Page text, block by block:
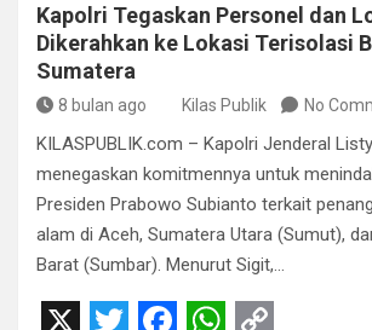
Kapolri Tegaskan Personel dan
Dikerahkan ke Lokasi Terisolasi
Sumatera
8 bulan ago Kilas Publik No
KILASPUBLIK.com – Kapolri Jenderal
menegaskan komitmennya untuk
Presiden Prabowo Subianto terkait
alam di Aceh, Sumatera Utara (Sumut),
Barat (Sumbar). Menurut Sigit,…